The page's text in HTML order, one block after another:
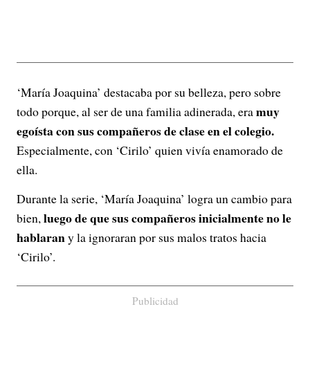
‘María Joaquina’ destacaba por su belleza, pero sobre
todo porque, al ser de una familia adinerada, eramuy
egoísta con sus compañeros de clase en el colegio.
Especialmente, con ‘Cirilo’ quien vivía enamorado de
ella.
Durante la serie, ‘María Joaquina’ logra un cambio para
bien,luego de que sus compañeros inicialmente no le
hablarany la ignoraran por sus malos tratos hacia
‘Cirilo’.
Publicidad